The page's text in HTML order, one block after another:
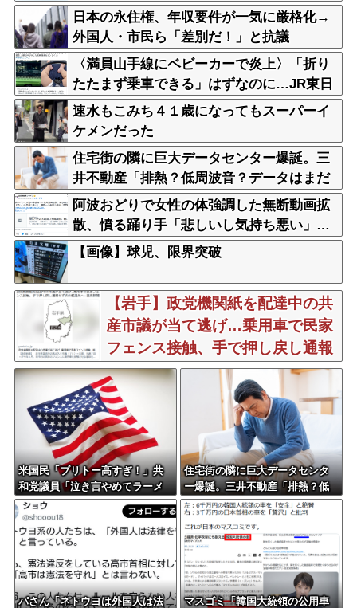
日本の永住権、年収要件が一気に厳格化→
外国人・市民ら「差別だ！」と抗議
〈満員山手線にベビーカーで炎上〉「折り
たたまず乗車できる」はずなのに…JR東日
本が示した見解
速水もこみち４１歳になってもスーパーイ
ケメンだった
住宅街の隣に巨大データセンター爆誕。三
井不動産「排熱？低周波音？データはまだ
出せません」住民ブチギレ
阿波おどりで女性の体強調した無断動画拡
散、憤る踊り手「悲しいし気持ち悪い」…
悪質なケースは警察への相談検討
【画像】球児、限界突破
【岩手】政党機関紙を配達中の共
産市議が当て逃げ…乗用車で民家
フェンス接触、手で押し戻し通報
せず次の配達先へ 宮古
米国民「ブリトー高すぎ！」共
和党議員「泣き言やめてラーメ
ン食え」→副大統領まで参戦ｗ
ｗｗ
住宅街の隣に巨大データセンタ
ー爆誕。三井不動産「排熱？低
周波音？データはまだ出せませ
ん」住民ブチギレ
パさん「ネトウヨは外国人は法
マスゴミ「韓国大統領の公用車